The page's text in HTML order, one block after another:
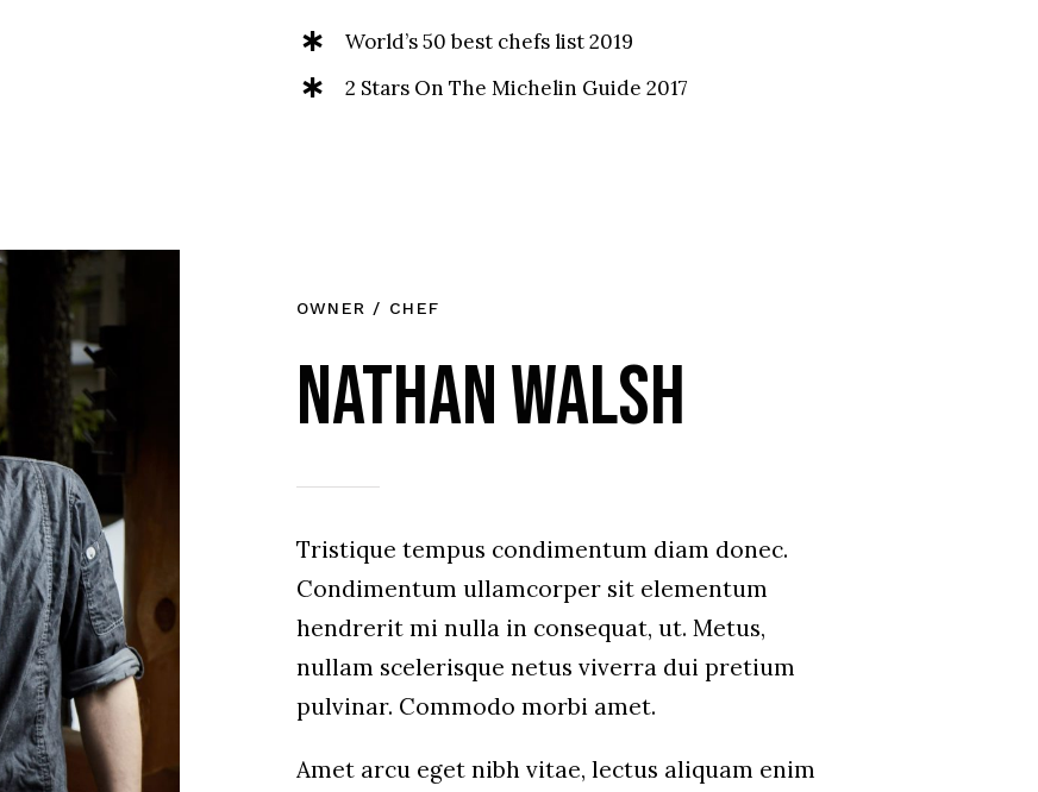
World’s 50 best chefs list 2019
2 Stars On The Michelin Guide 2017
OWNER / CHEF
Nathan Walsh
Tristique tempus condimentum diam donec.
Condimentum ullamcorper sit elementum
hendrerit mi nulla in consequat, ut. Metus,
nullam scelerisque netus viverra dui pretium
pulvinar. Commodo morbi amet.
Amet arcu eget nibh vitae, lectus aliquam enim